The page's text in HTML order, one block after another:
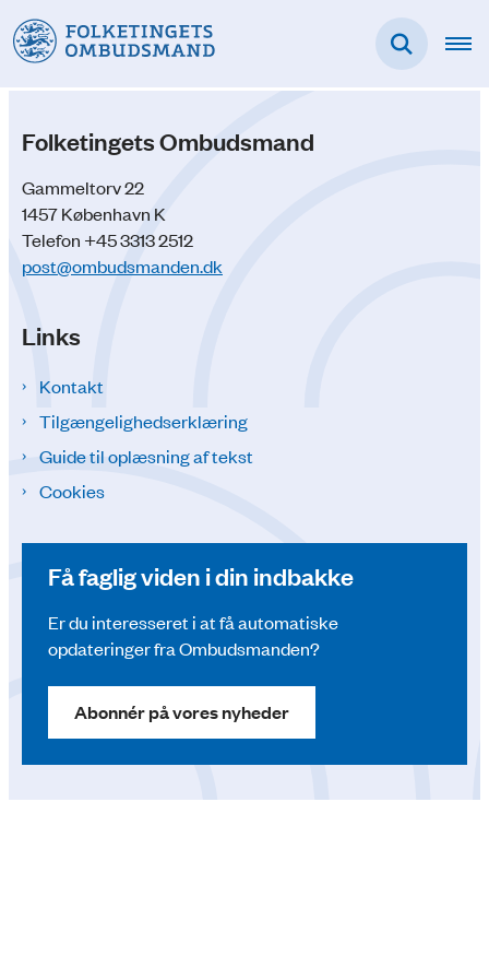
Folketingets Ombudsmand
Gammeltorv 22
1457 København K
Telefon +45 3313 2512
post@ombudsmanden.dk
Links
Kontakt
Tilgængelighedserklæring
Guide til oplæsning af tekst
Cookies
Få faglig viden i din indbakke
Er du interesseret i at få automatiske
opdateringer fra Ombudsmanden?
Abonnér på vores nyheder